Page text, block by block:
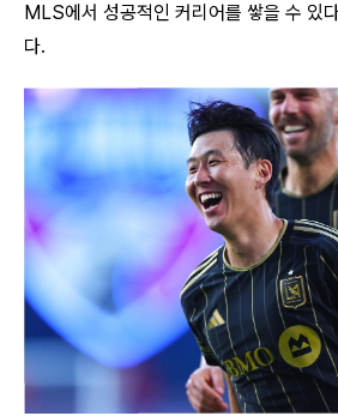
MLS에서 성공적인 커리어를 쌓을 수 있
다.